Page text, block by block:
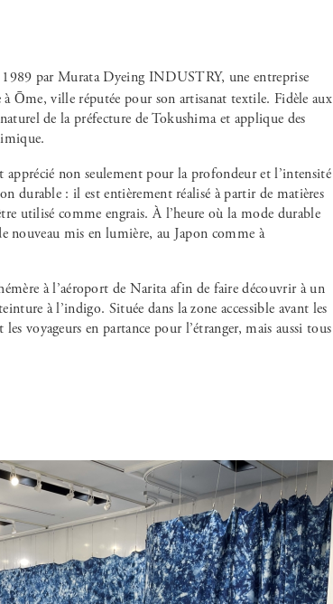
Ōme, ville réputée pour son artisanat textile. Fidèle aux
de la préfecture de Tokushima et applique des
non seulement pour la profondeur et l’intensité
durable : il est entièrement réalisé à partir de matières
utilisé comme engrais. À l’heure où la mode durable
nouveau mis en lumière, au Japon comme à
à l’aéroport de Narita afin de faire découvrir à un
à l’indigo. Située dans la zone accessible avant les
voyageurs en partance pour l’étranger, mais aussi tous